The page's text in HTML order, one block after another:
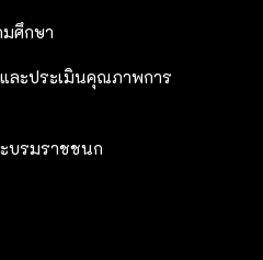
ศึกษา
ละประเมินคุณภาพการ
บรมราชชนก